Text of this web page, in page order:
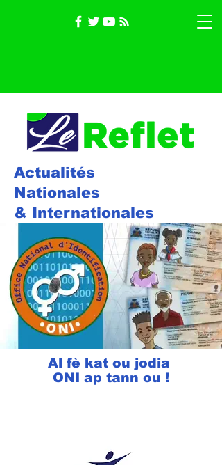
Actualités
Nationales
& Internationales
Al fè kat ou jodia
ONI ap tann ou !